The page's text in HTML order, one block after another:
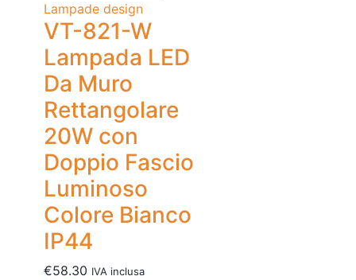
Lampade design
VT-821-W
Lampada LED
Da Muro
Rettangolare
20W con
Doppio Fascio
Luminoso
Colore Bianco
IP44
€58.30 IVA inclusa